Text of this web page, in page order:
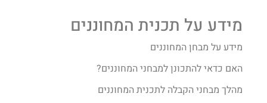
מידע על תכנית המחוננים
מידע על מבחן המחוננים
האם כדאי להתכונן למבחני המחוננים?
מהלך מבחני הקבלה לתכנית המחוננים